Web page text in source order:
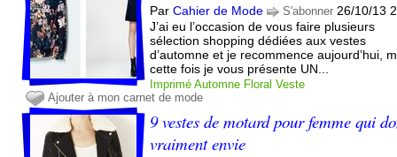
ParCahier de Mode S'abonner 26/10/13
J’ai eu l’occasion de vous faire plusieurs
sélection shopping dédiées aux vestes
d’automne et je recommence aujourd’hui,
cette fois je vous présente UN...
Imprimé Automne Floral Veste
Ajouter à mon carnet de mode
9 vestes de motard pour femme qui
vraiment envie